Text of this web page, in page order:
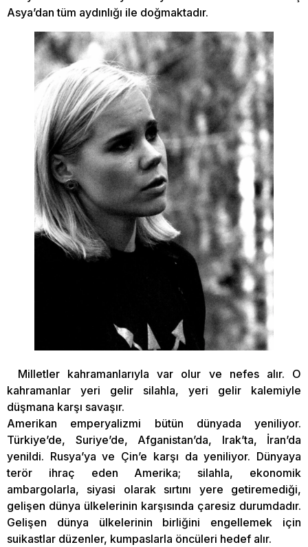
Asya’dan tüm aydınlığı ile doğmaktadır.
Milletler kahramanlarıyla var olur ve nefes alır. O
kahramanlar yeri gelir silahla, yeri gelir kalemiyle
düşmana karşı savaşır.
Amerikan emperyalizmi bütün dünyada yeniliyor.
Türkiye’de, Suriye’de, Afganistan’da, Irak’ta, İran’da
yenildi. Rusya’ya ve Çin’e karşı da yeniliyor. Dünyaya
terör ihraç eden Amerika; silahla, ekonomik
ambargolarla, siyasi olarak sırtını yere getiremediği,
gelişen dünya ülkelerinin karşısında çaresiz durumdadır.
Gelişen dünya ülkelerinin birliğini engellemek için
suikastlar düzenler, kumpaslarla öncüleri hedef alır.